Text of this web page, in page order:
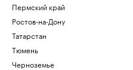
Пермский край
Ростов-на-Дону
Татарстан
Тюмень
Черноземье